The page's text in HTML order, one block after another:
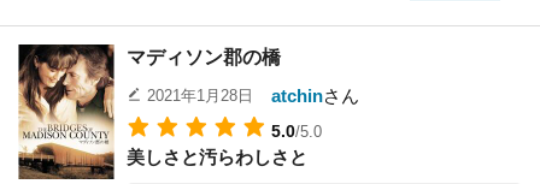
えに考えて撮っている事が
分かる。映画が原作に勝つにはやはり映像で勝負す
るしかないのだ。
この映画ではもう一つ、気付かされる事がある。感
そしてこのかわいさは全てラスト・シーンに通じて
行く。
どこかで誰かが叫んだ「ミシェル」という声をきっ
かけにミシェルの姿を探して
あまり文句をいう訳にもいかないか。
この映画によりアーミッシュという前近代的な生活
をしている宗教集団の存在を
知った日本人は少なくないだろう。電気を使わず、
自給自足の生活を送る、
戒律の厳しいアーミッシュの女性と都会の刑事との
これの凄さは別のところで語るとして、
とりあえずこの映画版「ドクター・スリープ」で
す。
一応「シャイニング」の続編ですが、個人的な見解
全く別物と考えてみた方が良いと思いました。
前作が幽霊屋敷を描いたホラー物とした時、
マディソン郡の橋
2021年1月28日 atchinさん
5.0/5.0
美しさと汚らわしさと